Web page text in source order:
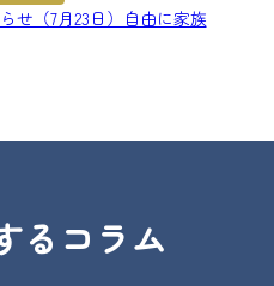
せ（7月23日）自由に家族
るコラム